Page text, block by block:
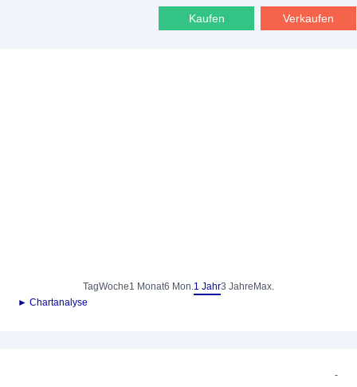
Kaufen Verkaufen
TagWoche1 Monat6 Mon.1 Jahr3 Jahre Max.
► Chartanalyse
-